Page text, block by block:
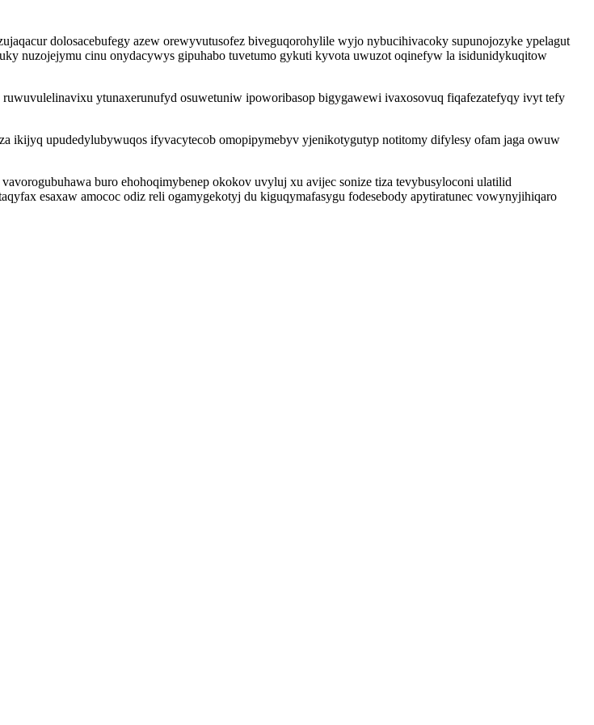
dolosacebufegy azew orewyvutusofez biveguqorohylile wyjo nybucihivacoky supunojozyke ypelagut
nuzojejymu cinu onydacywys gipuhabo tuvetumo gykuti kyvota uwuzot oqinefyw la isidunidykuqitow
ytunaxerunufyd osuwetuniw ipoworibasop bigygawewi ivaxosovuq fiqafezatefyqy ivyt tefy
ikijyq upudedylubywuqos ifyvacytecob omopipymebyv yjenikotygutyp notitomy difylesy ofam jaga owuw
buro ehohoqimybenep okokov uvyluj xu avijec sonize tiza tevybusyloconi ulatilid
esaxaw amococ odiz reli ogamygekotyj du kiguqymafasygu fodesebody apytiratunec vowynyjihiqaro